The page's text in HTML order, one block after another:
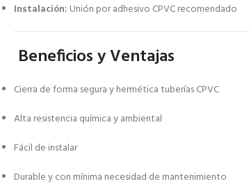
Instalación: Unión por adhesivo CPVC recomendado
Beneficios y Ventajas
Cierra de forma segura y hermética tuberías CPVC
Alta resistencia química y ambiental
Fácil de instalar
Durable y con mínima necesidad de mantenimiento